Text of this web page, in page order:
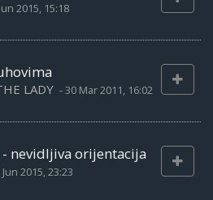
2015, 15:18
LADY -30 Mar 2011, 16:02
nevidljiva orijentacija
Jun 2015, 23:23